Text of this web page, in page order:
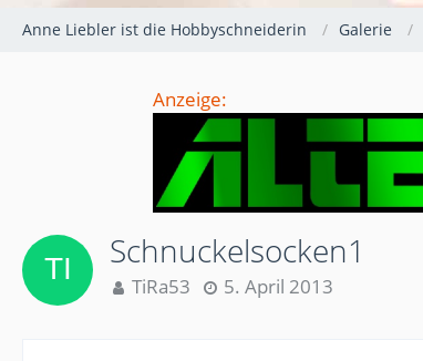
Anne Liebler ist die Hobbyschneiderin Galerie
Anzeige:
Schnuckelsocken1
TiRa53 5. April 2013